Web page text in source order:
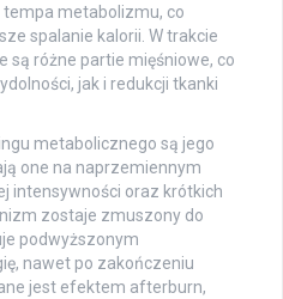
metabolizmu, co
spalanie kalorii. W trakcie
są różne partie mięśniowe, co
jak i redukcji tkanki
metabolicznego są jego
one na naprzemiennym
intensywności oraz krótkich
zostaje zmuszony do
podwyższonym
nawet po zakończeniu
jest efektem afterburn,